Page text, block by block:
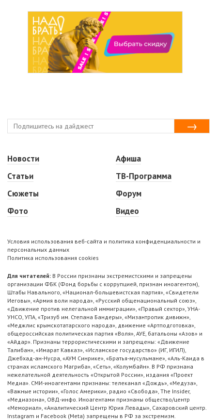
Новости
Статьи
Сюжеты
Фото
Афиша
ТВ-Программа
Форум
Видео
Условия использования веб-сайта и политика конфиденциальности и
персональных данных
Политика использования cookies
Для читателей: В России признаны экстремистскими и запрещены
организации ФБК (Фонд борьбы с коррупцией, признан иноагентом),
Штабы Навального, «Национал-большевистская партия», «Свидетели
Иеговы», «Армия воли народа», «Русский общенациональный союз»,
«Движение против нелегальной иммиграции», «Правый сектор», УНА-
УНСО, УПА, «Тризуб им. Степана Бандеры», «Мизантропик дивижн»,
«Меджлис крымскотатарского народа», движение «Артподготовка»,
общероссийская политическая партия «Воля», АУЕ, батальоны «Азов» и
«Айдар». Признаны террористическими и запрещены: «Движение
Талибан», «Имарат Кавказ», «Исламское государство» (ИГ, ИГИЛ),
Джебхад-ан-Нусра, «АУМ Синрике», «Братья-мусульмане», «Аль-Каида в
странах исламского Магриба», «Сеть», «Колумбайн». В РФ признана
нежелательной деятельность «Открытой России», издания «Проект
Медиа». СМИ-иноагентами признаны: телеканал «Дождь», «Медуза»,
«Важные истории», «Голос Америки», радио «Свобода», The Insider,
«Медиазона», ОВД-инфо. Иноагентами признаны общество/центр
«Мемориал», «Аналитический Центр Юрия Левады», Сахаровский центр.
Instagram и Facebook (Metа) запрещены в РФ за экстремизм.